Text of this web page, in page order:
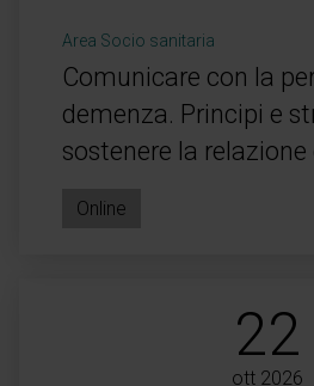
Area Socio sanitaria
Comunicare con la
demenza. Principi e
sostenere la relazione
Online
22
ott 2026